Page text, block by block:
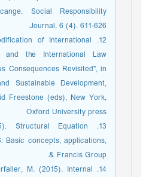
Social Responsibility
Journal, 6 (4). 611-626.
of International
and the International Law
Consequences Revisited", in
Sustainable Development,
Freestone (eds), New York,
Oxford University press
Structural Equation
Basic concepts, applications,
& Francis Group.
M. (2015). Internal